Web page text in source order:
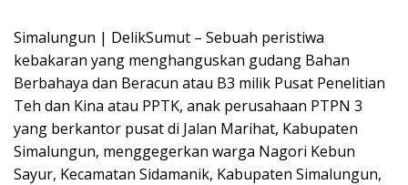
Simalungun | DelikSumut – Sebuah peristiwa
kebakaran yang menghanguskan gudang Bahan
Berbahaya dan Beracun atau B3 milik Pusat Penelitian
Teh dan Kina atau PPTK, anak perusahaan PTPN 3
yang berkantor pusat di Jalan Marihat, Kabupaten
Simalungun, menggegerkan warga Nagori Kebun
Sayur, Kecamatan Sidamanik, Kabupaten Simalungun,